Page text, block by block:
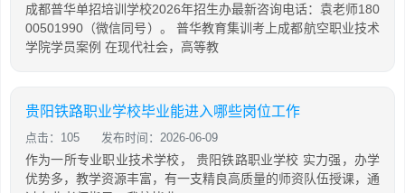
成都普华单招培训学校2026年招生办最新咨询电话：袁老师180
00501990（微信同号）。 普华教育集训考上成都航空职业技术
学院学员案例 在现代社会，高等教
贵阳铁路职业学校毕业能进入哪些岗位工作
点击：105 发布时间：2026-06-09
作为一所专业职业技术学校， 贵阳铁路职业学校 实力强，办学
优势多，教学资源丰富，有一支精良高质量的师资队伍授课，通